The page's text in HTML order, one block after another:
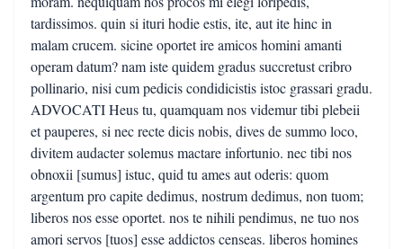
tardissimos. quin si ituri hodie estis, ite, aut ite hinc in
malam crucem. sicine oportet ire amicos homini amanti
operam datum? nam iste quidem gradus succretust cribro
pollinario, nisi cum pedicis condidicistis istoc grassari gradu.
ADVOCATI Heus tu, quamquam nos videmur tibi plebeii
et pauperes, si nec recte dicis nobis, dives de summo loco,
divitem audacter solemus mactare infortunio. nec tibi nos
obnoxii [sumus] istuc, quid tu ames aut oderis: quom
argentum pro capite dedimus, nostrum dedimus, non tuom;
liberos nos esse oportet. nos te nihili pendimus, ne tuo nos
amori servos [tuos] esse addictos censeas. liberos homines